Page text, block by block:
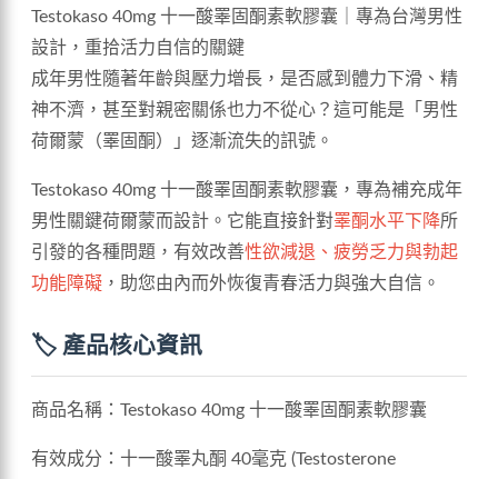
Testokaso 40mg 十一酸睪固酮素軟膠囊｜專為台灣男性
設計，重拾活力自信的關鍵
成年男性隨著年齡與壓力增長，是否感到體力下滑、精
神不濟，甚至對親密關係也力不從心？這可能是「男性
荷爾蒙（睪固酮）」逐漸流失的訊號。
Testokaso 40mg 十一酸睪固酮素軟膠囊，專為補充成年
男性關鍵荷爾蒙而設計。它能直接針對睪酮水平下降所
引發的各種問題，有效改善性欲減退、疲勞乏力與勃起
功能障礙 ，助您由內而外恢復青春活力與強大自信。
🏷️ 產品核心資訊
商品名稱：Testokaso 40mg 十一酸睪固酮素軟膠囊
有效成分：十一酸睪丸酮 40毫克 (Testosterone